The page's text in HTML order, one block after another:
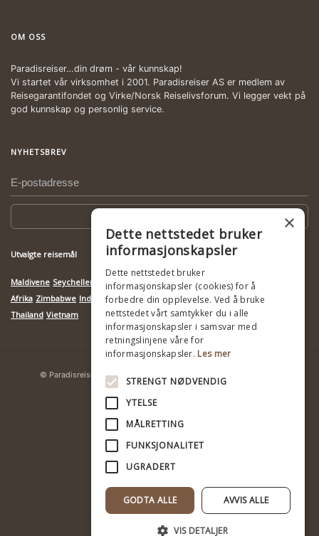
OM OSS
Paradisreiser…din drøm - vår kunnskap!
Vi startet vår virksomhet i 2001. Paradisreiser AS er medlem av
Reisegarantifondet og Virke/Norsk Reiselivsforum. Vi legger vekt på
god kunnskap og personlig service.
NYHETSBREV
Utvalgte reisemål
Maldivene Seychellene Mauritius Botswana Kenya Mosambik Namibia
Afrika Zimbabwe India Indonesia Kambodsja Madagaskar Sri Lanka
Thailand Vietnam
© Paradisreiser Ansvarlig turisme
×
Dette nettstedet bruker
informasjonskapsler
Dette nettstedet bruker
informasjonskapsler (cookies) for å
forbedre din opplevelse. Ved å bruke
nettstedet vårt samtykker du i alle
informasjonskapsler i samsvar med
retningslinjene våre for
informasjonskapsler. Les mer
STRENGT NØDVENDIG
YTELSE
MÅLRETTING
FUNKSJONALITET
UGRADERT
GODTA ALLE AVVIS ALLE
VIS DETALJER